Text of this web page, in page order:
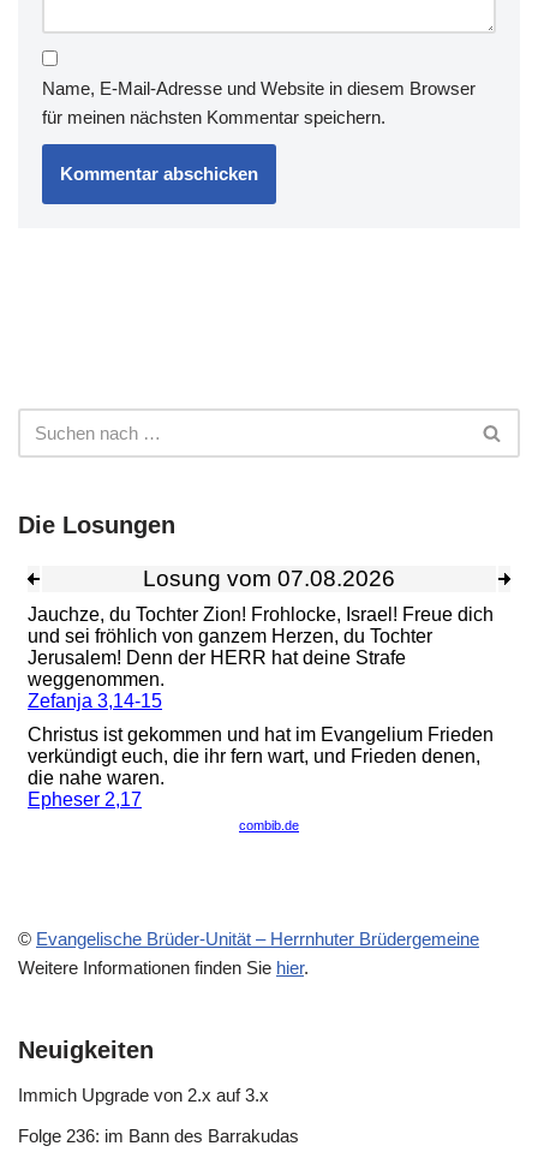
Name, E-Mail-Adresse und Website in diesem Browser
für meinen nächsten Kommentar speichern.
Die Losungen
© Evangelische Brüder-Unität – Herrnhuter Brüdergemeine
Weitere Informationen finden Sie hier.
Neuigkeiten
Immich Upgrade von 2.x auf 3.x
Folge 236: im Bann des Barrakudas